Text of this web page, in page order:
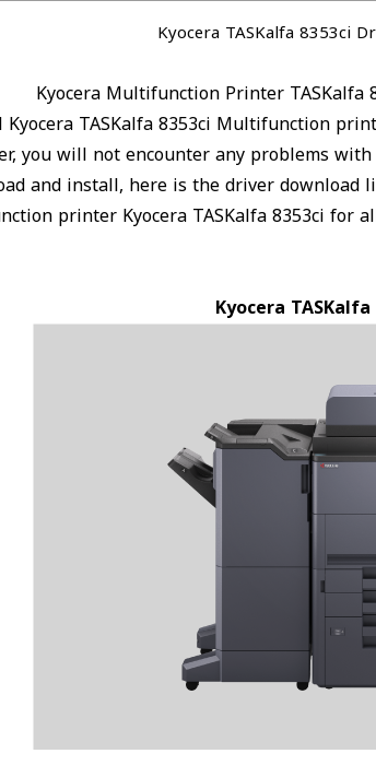
Kyocera TASKalfa 8353ci
Kyocera Multifunction Printer TASKalfa
TASKalfa 8353ci Multifunction
you will not encounter any problems
and install, here is the driver download
printer Kyocera TASKalfa 8353ci for
Kyocera TASKalfa